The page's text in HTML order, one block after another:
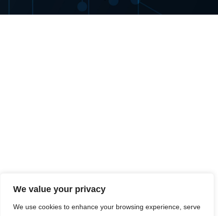
We value your privacy
We use cookies to enhance your browsing experience, serve